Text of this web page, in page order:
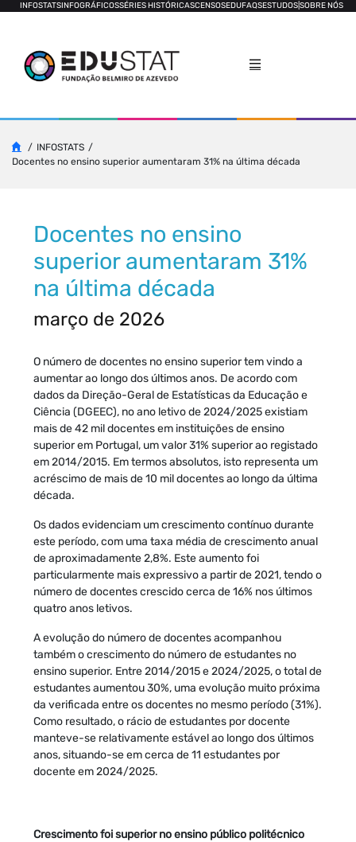
INFOSTATSINFOGRÁFICOSSÉRIES HISTÓRICASCENSOSEDUFAQSESTUDOSSOBRE NÓS
INFOSTATS
Docentes no ensino superior aumentaram 31% na última década
Docentes no ensino
superior aumentaram 31%
na última década
março de 2026
O número de docentes no ensino superior tem vindo a
aumentar ao longo dos últimos anos. De acordo com
dados da Direção-Geral de Estatísticas da Educação e
Ciência (DGEEC), no ano letivo de 2024/2025 existiam
mais de 42 mil docentes em instituições de ensino
superior em Portugal, um valor 31% superior ao registado
em 2014/2015. Em termos absolutos, isto representa um
acréscimo de mais de 10 mil docentes ao longo da última
década.
Os dados evidenciam um crescimento contínuo durante
este período, com uma taxa média de crescimento anual
de aproximadamente 2,8%. Este aumento foi
particularmente mais expressivo a partir de 2021, tendo o
número de docentes crescido cerca de 16% nos últimos
quatro anos letivos.
A evolução do número de docentes acompanhou
também o crescimento do número de estudantes no
ensino superior. Entre 2014/2015 e 2024/2025, o total de
estudantes aumentou 30%, uma evolução muito próxima
da verificada entre os docentes no mesmo período (31%).
Como resultado, o rácio de estudantes por docente
manteve-se relativamente estável ao longo dos últimos
anos, situando-se em cerca de 11 estudantes por
docente em 2024/2025.
Crescimento foi superior no ensino público politécnico